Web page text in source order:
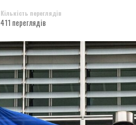
Кількість переглядів
411 переглядів